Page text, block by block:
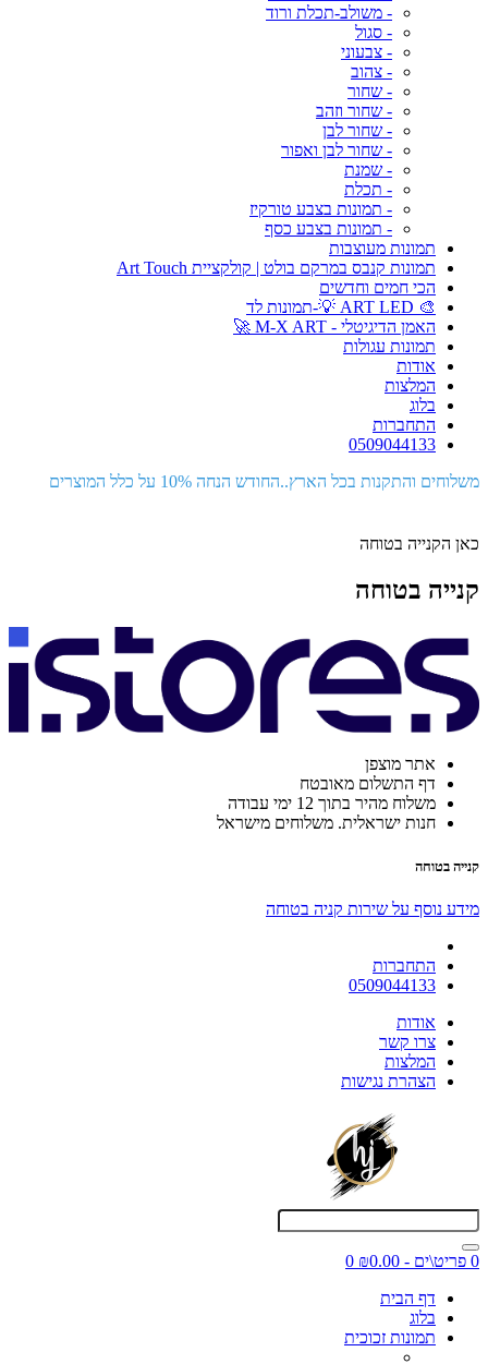
- משולב-תכלת ורוד
- סגול
- צבעוני
- צהוב
- שחור
- שחור וזהב
- שחור לבן
- שחור לבן ואפור
- שמנת
- תכלת
- תמונות בצבע טורקיז
- תמונות בצבע כסף
תמונות מעוצבות
תמונות קנבס במרקם בולט | קולקציית Art Touch
הכי חמים וחדשים
🎨 ART LED 💡-תמונות לד
האמן הדיגיטלי - M-X ART 🚀
תמונות עגולות
אודות
המלצות
בלוג
התחברות
0509044133
משלוחים והתקנות בכל הארץ..החודש הנחה 10% על כלל המוצרים
כאן הקנייה בטוחה
קנייה בטוחה
אתר מוצפן
דף התשלום מאובטח
משלוח מהיר בתוך 12 ימי עבודה
חנות ישראלית. משלוחים מישראל
קנייה בטוחה
מידע נוסף על שירות קניה בטוחה
התחברות
0509044133
אודות
צרו קשר
המלצות
הצהרת נגישות
0 פריט\ים - ₪0.00
0
דף הבית
בלוג
תמונות זכוכית